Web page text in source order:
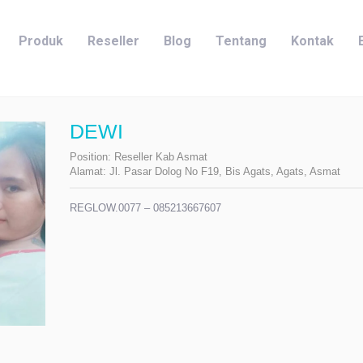
Produk Reseller Blog Tentang Kontak
DEWI
Position: Reseller Kab Asmat
Alamat: Jl. Pasar Dolog No F19, Bis Agats, Agats, Asmat
REGLOW.0077 – 085213667607